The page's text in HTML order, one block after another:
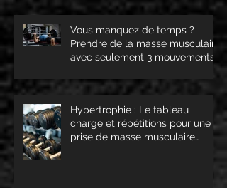
Vous manquez de temps ?
Prendre de la masse musculaire
avec seulement 3 mouvements
Hypertrophie : Le tableau
charge et répétitions pour une
prise de masse musculaire